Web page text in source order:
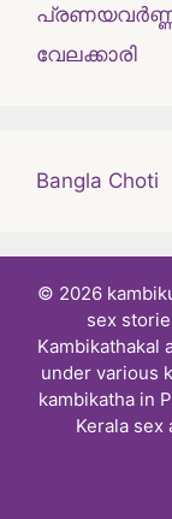
വേലക്കാരി
Bangla Choti
© 2026
sex
Kambikathakal
under various
kambikatha in
Kerala sex